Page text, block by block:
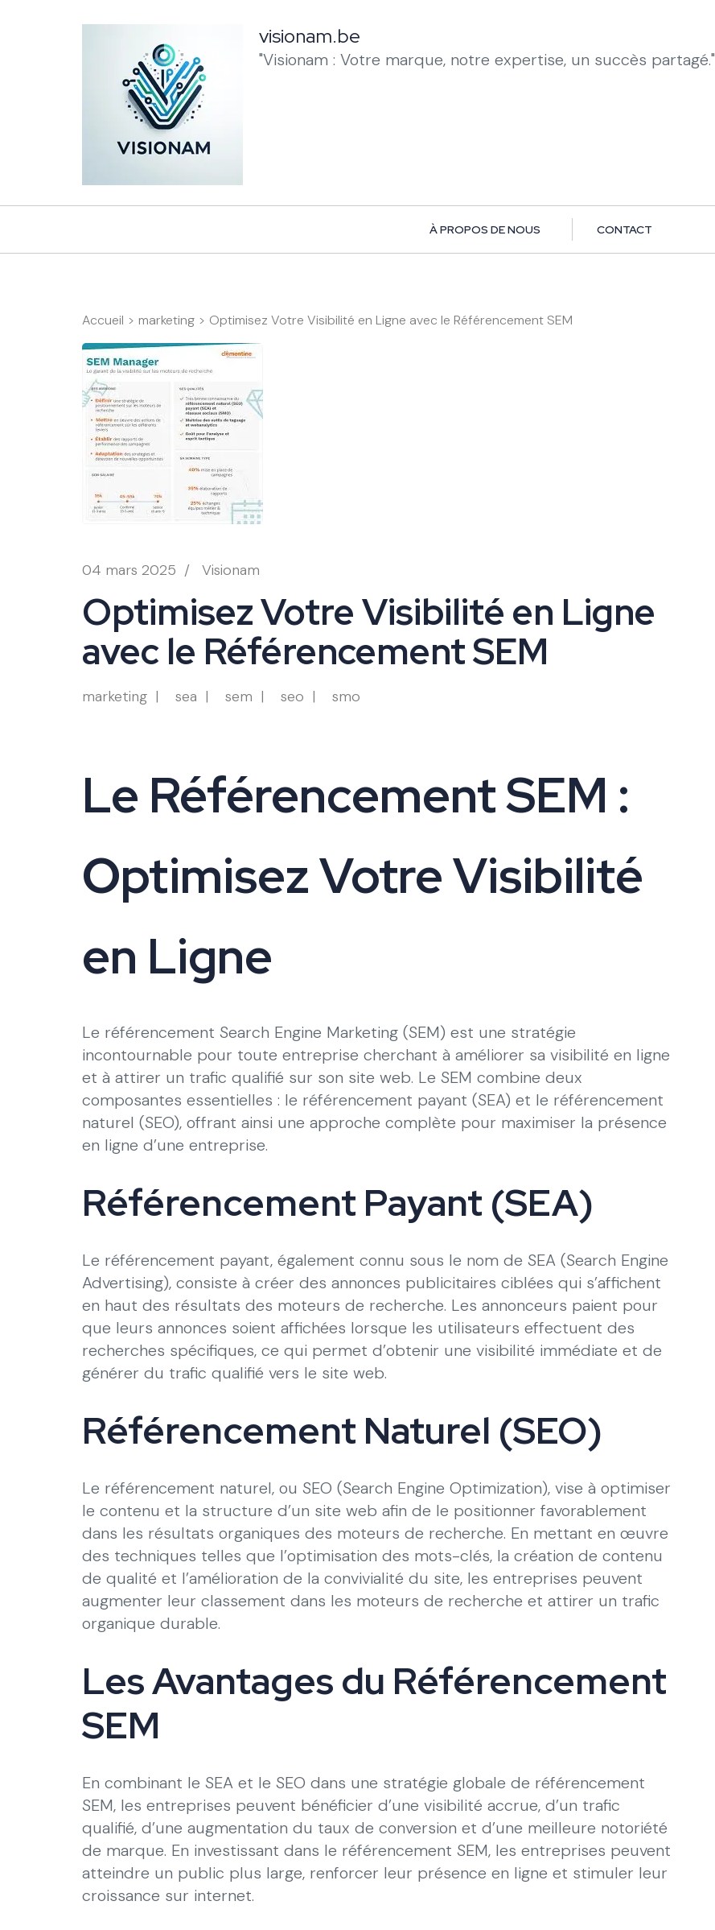
visionam.be
"Visionam : Votre marque, notre expertise, un succès partagé."
À PROPOS DE NOUS CONTACT
Accueil > marketing > Optimisez Votre Visibilité en Ligne avec le Référencement SEM
04 mars 2025 / Visionam
Optimisez Votre Visibilité en Ligne
avec le Référencement SEM
marketing sea sem seo smo
Le Référencement SEM :
Optimisez Votre Visibilité
en Ligne
Le référencement Search Engine Marketing (SEM) est une stratégie
incontournable pour toute entreprise cherchant à améliorer sa visibilité en ligne
et à attirer un trafic qualifié sur son site web. Le SEM combine deux
composantes essentielles : le référencement payant (SEA) et le référencement
naturel (SEO), offrant ainsi une approche complète pour maximiser la présence
en ligne d’une entreprise.
Référencement Payant (SEA)
Le référencement payant, également connu sous le nom de SEA (Search Engine
Advertising), consiste à créer des annonces publicitaires ciblées qui s’affichent
en haut des résultats des moteurs de recherche. Les annonceurs paient pour
que leurs annonces soient affichées lorsque les utilisateurs effectuent des
recherches spécifiques, ce qui permet d’obtenir une visibilité immédiate et de
générer du trafic qualifié vers le site web.
Référencement Naturel (SEO)
Le référencement naturel, ou SEO (Search Engine Optimization), vise à optimiser
le contenu et la structure d’un site web afin de le positionner favorablement
dans les résultats organiques des moteurs de recherche. En mettant en œuvre
des techniques telles que l’optimisation des mots-clés, la création de contenu
de qualité et l’amélioration de la convivialité du site, les entreprises peuvent
augmenter leur classement dans les moteurs de recherche et attirer un trafic
organique durable.
Les Avantages du Référencement
SEM
En combinant le SEA et le SEO dans une stratégie globale de référencement
SEM, les entreprises peuvent bénéficier d’une visibilité accrue, d’un trafic
qualifié, d’une augmentation du taux de conversion et d’une meilleure notoriété
de marque. En investissant dans le référencement SEM, les entreprises peuvent
atteindre un public plus large, renforcer leur présence en ligne et stimuler leur
croissance sur internet.